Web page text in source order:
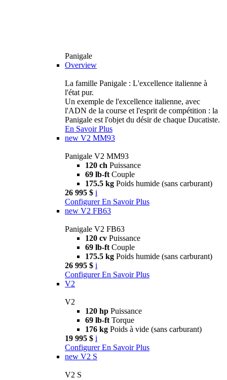
Panigale
Overview
La famille Panigale : L'excellence italienne à
l'état pur.
Un exemple de l'excellence italienne, avec
l'ADN de la course et l'esprit de compétition : la
Panigale est l'objet du désir de chaque Ducatiste.
En Savoir Plus
new V2 MM93
Panigale V2 MM93
120 ch Puissance
69 lb-ft Couple
175.5 kg Poids humide (sans carburant)
26 995 $ i
Configurer En Savoir Plus
new V2 FB63
Panigale V2 FB63
120 cv Puissance
69 lb-ft Couple
175.5 kg Poids humide (sans carburant)
26 995 $ i
Configurer En Savoir Plus
V2
V2
120 hp Puissance
69 lb-ft Torque
176 kg Poids à vide (sans carburant)
19 995 $ i
Configurer En Savoir Plus
new V2 S
V2 S